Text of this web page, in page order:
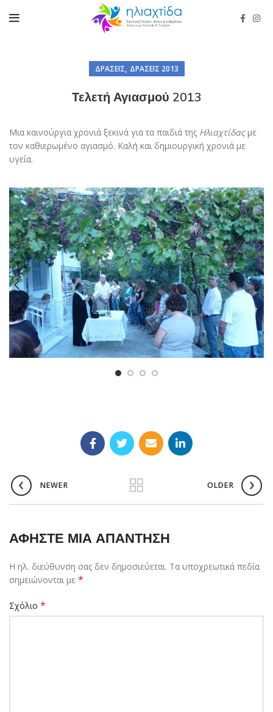
ΔΡΆΣΕΙΣ, ΔΡΆΣΕΙΣ 2013
Τελετή Αγιασμού 2013
Μια καινούργια χρονιά ξεκινά για τα παιδιά της Ηλιαχτίδαςμε
τον καθιερωμένο αγιασμό. Καλή και δημιουργική χρονιά με
υγεία.
NEWER OLDER
ΑΦΉΣΤΕ ΜΙΑ ΑΠΆΝΤΗΣΗ
Η ηλ. διεύθυνση σας δεν δημοσιεύεται. Τα υποχρεωτικά πεδία
σημειώνονται με *
Σχόλιο *